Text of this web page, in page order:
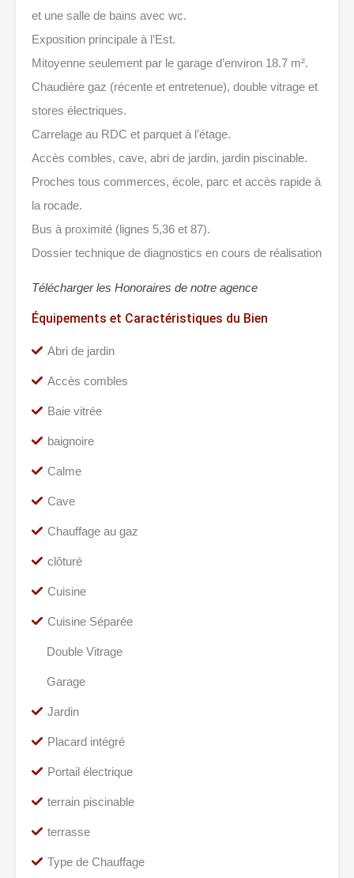
et une salle de bains avec wc.
Exposition principale à l’Est.
Mitoyenne seulement par le garage d’environ 18.7 m².
Chaudière gaz (récente et entretenue), double vitrage et
stores électriques.
Carrelage au RDC et parquet à l’étage.
Accès combles, cave, abri de jardin, jardin piscinable.
Proches tous commerces, école, parc et accès rapide à
la rocade.
Bus à proximité (lignes 5,36 et 87).
Dossier technique de diagnostics en cours de réalisation
Télécharger les Honoraires de notre agence
Équipements et Caractéristiques du Bien
Abri de jardin
Accès combles
Baie vitrée
baignoire
Calme
Cave
Chauffage au gaz
clôturé
Cuisine
Cuisine Séparée
Double Vitrage
Garage
Jardin
Placard intégré
Portail électrique
terrain piscinable
terrasse
Type de Chauffage